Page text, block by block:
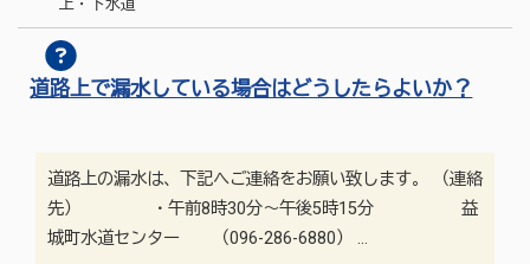
上・下水道
道路上で漏水している場合はどうしたらよいか？
道路上の漏水は、下記へご連絡をお願い致します。 （連絡
先） ・午前8時30分～午後5時15分 益
城町水道センター （096-286-6880） …